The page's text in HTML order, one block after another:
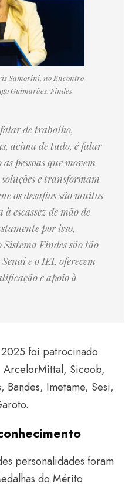
Samorini, no Encontro
Guimarães/Findes
de trabalho,
acima de tudo, é falar
as pessoas que movem
e transformam
os desafios são muitos
escassez de mão de
por isso,
Findes são tão
e o IEL oferecem
e apoio à
foi patrocinado
ArcelorMittal, Sicoob,
Bandes, Imetame, Sesi,
personalidades foram
do Mérito